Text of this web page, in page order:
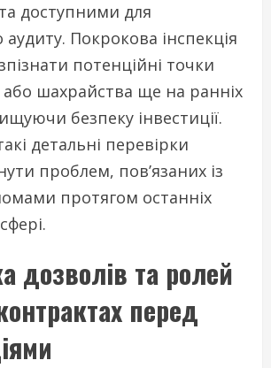
доступними для
аудиту. Покрокова інспекція
потенційні точки
або шахрайства ще на ранніх
безпеку інвестиції.
детальні перевірки
проблем, пов’язаних із
протягом останніх
дозволів та ролей
перед